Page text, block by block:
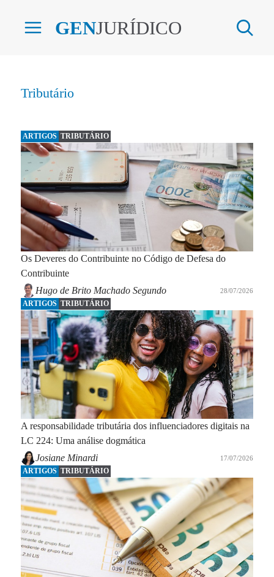
GENJURÍDICO
Tributário
ARTIGOS TRIBUTÁRIO
Os Deveres do Contribuinte no Código de Defesa do
Contribuinte
Hugo de Brito Machado Segundo
28/07/2026
ARTIGOS TRIBUTÁRIO
A responsabilidade tributária dos influenciadores digitais na
LC 224: Uma análise dogmática
Josiane Minardi
17/07/2026
ARTIGOS TRIBUTÁRIO